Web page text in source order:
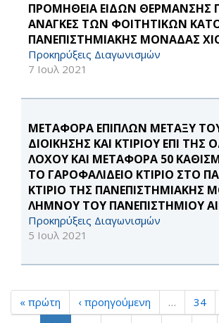
ΠΡΟΜΗΘΕΙΑ ΕΙΔΩΝ ΘΕΡΜΑΝΣΗΣ
ΑΝΑΓΚΕΣ ΤΩΝ ΦΟΙΤΗΤΙΚΩΝ
ΠΑΝΕΠΙΣΤΗΜΙΑΚΗΣ ΜΟΝΑΔΑΣ
Προκηρύξεις Διαγωνισμών
7 Ιουλ 2021
ΜΕΤΑΦΟΡΑ ΕΠΙΠΛΩΝ ΜΕΤΑΞΥ
ΔΙΟΙΚΗΣΗΣ ΚΑΙ ΚΤΙΡΙΟΥ ΕΠΙ ΤΗΣ
ΛΟΧΟΥ ΚΑΙ ΜΕΤΑΦΟΡΑ 50
ΤΟ ΓΑΡΟΦΑΛΙΔΕΙΟ ΚΤΙΡΙΟ ΣΤΟ
ΚΤΙΡΙΟ ΤΗΣ ΠΑΝΕΠΙΣΤΗΜΙΑΚΗΣ
ΛΗΜΝΟΥ ΤΟΥ ΠΑΝΕΠΙΣΤΗΜΙΟΥ
Προκηρύξεις Διαγωνισμών
5 Ιουλ 2021
« πρώτη ‹ προηγούμενη … 34